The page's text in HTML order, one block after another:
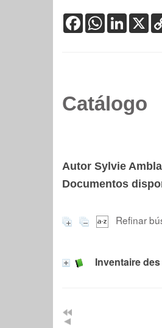
FacebookWhatsAppX
Catálogo
Autor Sylvie
Documentos
Refinar
Inventaire